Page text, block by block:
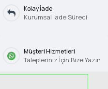
Kolay İade
Kurumsal İade Süreci
Müşteri Hizmetleri
Talepleriniz İçin Bize Yazın